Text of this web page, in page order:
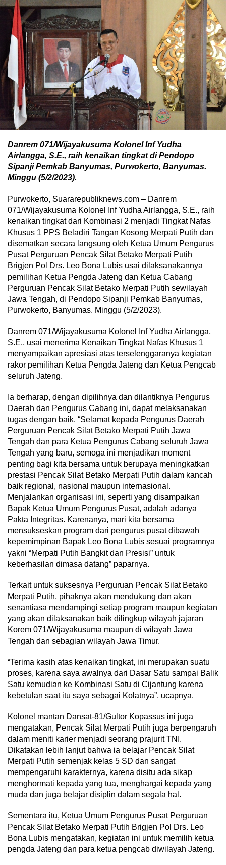
Danrem 071/Wijayakusuma Kolonel Inf Yudha
Airlangga, S.E., raih kenaikan tingkat di Pendopo
Sipanji Pemkab Banyumas, Purwokerto, Banyumas.
Minggu (5/2/2023).
Purwokerto, Suararepubliknews.com – Danrem
071/Wijayakusuma Kolonel Inf Yudha Airlangga, S.E., raih
kenaikan tingkat dari Kombinasi 2 menjadi Tingkat Nafas
Khusus 1 PPS Beladiri Tangan Kosong Merpati Putih dan
disematkan secara langsung oleh Ketua Umum Pengurus
Pusat Perguruan Pencak Silat Betako Merpati Putih
Brigjen Pol Drs. Leo Bona Lubis usai dilaksanakannya
pemilihan Ketua Pengda Jateng dan Ketua Cabang
Perguruan Pencak Silat Betako Merpati Putih sewilayah
Jawa Tengah, di Pendopo Sipanji Pemkab Banyumas,
Purwokerto, Banyumas. Minggu (5/2/2023).
Danrem 071/Wijayakusuma Kolonel Inf Yudha Airlangga,
S.E., usai menerima Kenaikan Tingkat Nafas Khusus 1
menyampaikan apresiasi atas terselenggaranya kegiatan
rakor pemilihan Ketua Pengda Jateng dan Ketua Pengcab
seluruh Jateng.
Ia berharap, dengan dipilihnya dan dilantiknya Pengurus
Daerah dan Pengurus Cabang ini, dapat melaksanakan
tugas dengan baik. “Selamat kepada Pengurus Daerah
Perguruan Pencak Silat Betako Merpati Putih Jawa
Tengah dan para Ketua Pengurus Cabang seluruh Jawa
Tengah yang baru, semoga ini menjadikan moment
penting bagi kita bersama untuk berupaya meningkatkan
prestasi Pencak Silat Betako Merpati Putih dalam kancah
baik regional, nasional maupun internasional.
Menjalankan organisasi ini, seperti yang disampaikan
Bapak Ketua Umum Pengurus Pusat, adalah adanya
Pakta Integritas. Karenanya, mari kita bersama
mensukseskan program dari pengurus pusat dibawah
kepemimpinan Bapak Leo Bona Lubis sesuai programnya
yakni “Merpati Putih Bangkit dan Presisi” untuk
keberhasilan dimasa datang” paparnya.
Terkait untuk suksesnya Perguruan Pencak Silat Betako
Merpati Putih, pihaknya akan mendukung dan akan
senantiasa mendampingi setiap program maupun kegiatan
yang akan dilaksanakan baik dilingkup wilayah jajaran
Korem 071/Wijayakusuma maupun di wilayah Jawa
Tengah dan sebagian wilayah Jawa Timur.
“Terima kasih atas kenaikan tingkat, ini merupakan suatu
proses, karena saya awalnya dari Dasar Satu sampai Balik
Satu kemudian ke Kombinasi Satu di Cijantung karena
kebetulan saat itu saya sebagai Kolatnya”, ucapnya.
Kolonel mantan Dansat-81/Gultor Kopassus ini juga
mengatakan, Pencak Silat Merpati Putih juga berpengaruh
dalam meniti karier menjadi seorang prajurit TNI.
Dikatakan lebih lanjut bahwa ia belajar Pencak Silat
Merpati Putih semenjak kelas 5 SD dan sangat
mempengaruhi karakternya, karena disitu ada sikap
menghormati kepada yang tua, menghargai kepada yang
muda dan juga belajar disiplin dalam segala hal.
Sementara itu, Ketua Umum Pengurus Pusat Perguruan
Pencak Silat Betako Merpati Putih Brigjen Pol Drs. Leo
Bona Lubis mengatakan, kegiatan ini untuk memilih ketua
pengda Jateng dan para ketua pengcab diwilayah Jateng.